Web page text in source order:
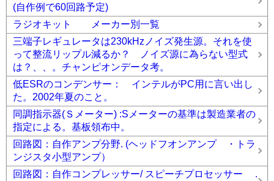
(自作例で60回路予定)
ラジオキット メーカー別一覧
三端子レギュレータは230kHzノイズ発生源。それを使
って整流リップル減るか？ ノイズ源に為らない型式
は？、、。チャンピオンデータ考。
低ESRのコンデンサー： インテルがPC用に言い出し
た。2002年夏のこと。
同調指示器(Ｓメーター) :Sメーターの基準は製造業者の
指定による。基板領布中。
回路図：自作アンプ分野. (ヘッドフオンアンプ ・トラ
ンジスタ小型アンプ）
回路図：自作コンプレッサー/ スピーチプロセッサー .